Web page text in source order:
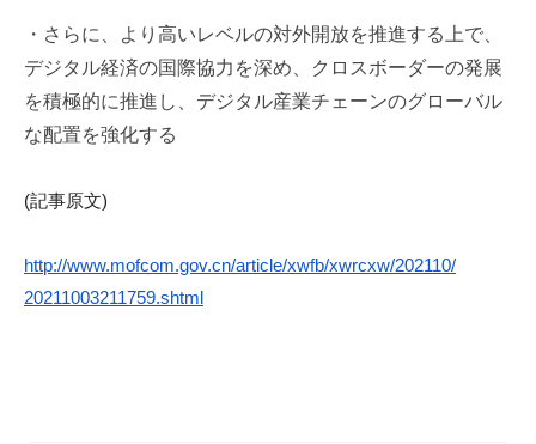
・さらに、より高いレベルの対外開放を推進する上で、
デジタル経済の国際協力を深め、
クロスボーダーの発展
を積極的に推進し、 デジタル産業チェーンのグローバル
な配置を強化する
(記事原文)
http://www.mofcom.gov.cn/article/xwfb/xwrcxw/202110/
20211003211759.shtml